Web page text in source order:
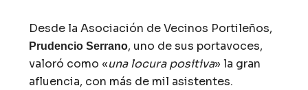
Desde la Asociación de Vecinos Portileños,
Prudencio Serrano, uno de sus portavoces,
valoró como «una locura positiva» la gran
afluencia, con más de mil asistentes.